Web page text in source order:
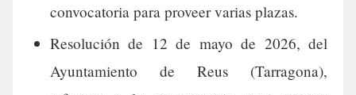
convocatoria para proveer varias plazas.
Resolución de 12 de mayo de 2026, del
Ayuntamiento de Reus (Tarragona),